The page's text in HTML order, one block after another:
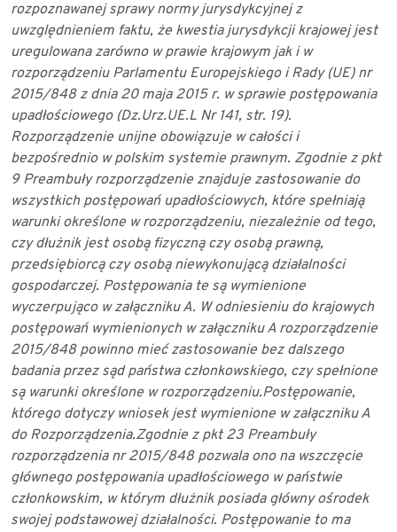
rozpoznawanej sprawy normy jurysdykcyjnej z
uwzględnieniem faktu, że kwestiajurysdykcji krajowej jest
uregulowana zarówno w prawie krajowym jak i w
rozporządzeniu Parlamentu Europejskiego i Rady (UE) nr
2015/848 z dnia 20 maja 2015 r. w sprawie postępowania
upadłościowego (Dz.Urz.UE.L Nr 141, str. 19).
Rozporządzenie unijne obowiązuje w całości i
bezpośrednio w polskim systemie prawnym. Zgodnie z pkt
9 Preambuły rozporządzenie znajduje zastosowanie do
wszystkich postępowań upadłościowych, które spełniają
warunki określone w rozporządzeniu, niezależnie od tego,
czy dłużnik jest osobą fizyczną czy osobą prawną,
przedsiębiorcą czy osobą niewykonującą działalności
gospodarczej. Postępowania te są wymienione
wyczerpująco w załączniku A. W odniesieniu do krajowych
postępowań wymienionych w załączniku A rozporządzenie
2015/848 powinno mieć zastosowanie bez dalszego
badania przez sądpaństwa członkowskiego, czy spełnione
są warunki określone w rozporządzeniu.Postępowanie,
którego dotyczy wniosek jest wymienione w załączniku A
do Rozporządzenia.Zgodnie z pkt 23 Preambuły
rozporządzenia nr 2015/848 pozwala ono na wszczęcie
głównego postępowania upadłościowego w państwie
członkowskim, w którym dłużnik posiada główny ośrodek
swojej podstawowej działalności. Postępowanie to ma